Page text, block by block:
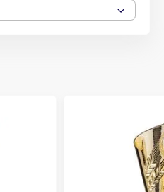
19-21-23